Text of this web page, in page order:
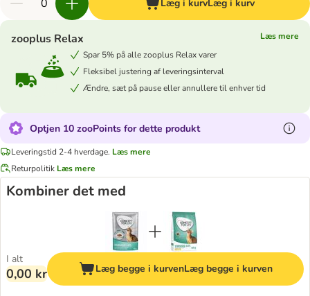
Læg i kurvLæg i kurv
zooplus Relax
Læs mere
Spar 5% på alle zooplus Relax varer
Fleksibel justering af leveringsinterval
Ændre, sæt på pause eller annullere til enhver tid
Optjen 10 zooPoints for dette produkt
Leveringstid 2-4 hverdage. Læs mere
Returpolitik Læs mere
Kombiner det med
I alt
0,00 kr Læg begge i kurvenLæg begge i kurven